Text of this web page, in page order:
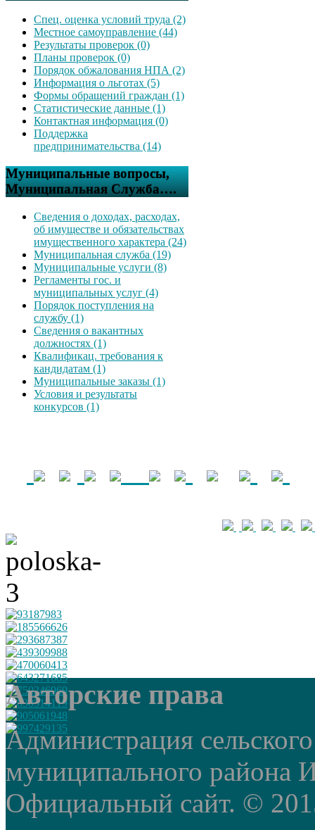
Спец. оценка условий труда (2)
Местное самоуправление (44)
Результаты проверок (0)
Планы проверок (0)
Порядок обжалования НПА (2)
Информация о льготах (5)
Формы обращений граждан (1)
Статистические данные (1)
Контактная информация (0)
Поддержка
предпринимательства (14)
Муниципальные вопросы,
Муниципальная Служба….
Сведения о доходах, расходах,
об имуществе и обязательствах
имущественного характера (24)
Муниципальная служба (19)
Муниципальные услуги (8)
Регламенты гос. и
муниципальных услуг (4)
Порядок поступления на
службу (1)
Сведения о вакантных
должностях (1)
Квалификац. требования к
кандидатам (1)
Муниципальные заказы (1)
Условия и результаты
конкурсов (1)
Авторские права
Администрация
муниципального района
Официальный сайт. ©